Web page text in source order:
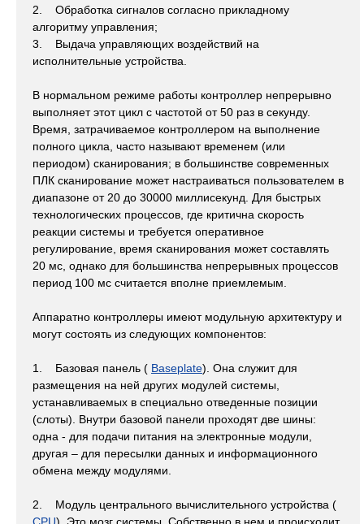
2. Обработка сигналов согласно прикладному
алгоритму управления;
3. Выдача управляющих воздействий на
исполнительные устройства.
В нормальном режиме работы контроллер непрерывно
выполняет этот цикл с частотой от 50 раз в секунду.
Время, затрачиваемое контроллером на выполнение
полного цикла, часто называют временем (или
периодом) сканирования; в большинстве современных
ПЛК сканирование может настраиваться пользователем в
диапазоне от 20 до 30000 миллисекунд. Для быстрых
технологических процессов, где критична скорость
реакции системы и требуется оперативное
регулирование, время сканирования может составлять
20 мс, однако для большинства непрерывных процессов
период 100 мс считается вполне приемлемым.
Аппаратно контроллеры имеют модульную архитектуру и
могут состоять из следующих компонентов:
1. Базовая панель ( Baseplate). Она служит для
размещения на ней других модулей системы,
устанавливаемых в специально отведенные позиции
(слоты). Внутри базовой панели проходят две шины:
одна - для подачи питания на электронные модули,
другая – для пересылки данных и информационного
обмена между модулями.
2. Модуль центрального вычислительного устройства (